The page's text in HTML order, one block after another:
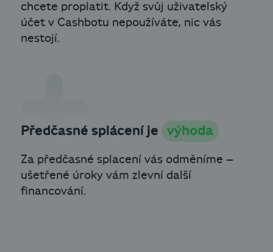
chcete proplatit. Když svůj uživatelský
účet v Cashbotu nepoužíváte, nic vás
nestojí.
Předčasné splácení je výhoda
Za předčasné splacení vás odměníme –
ušetřené úroky vám zlevní další
financování.